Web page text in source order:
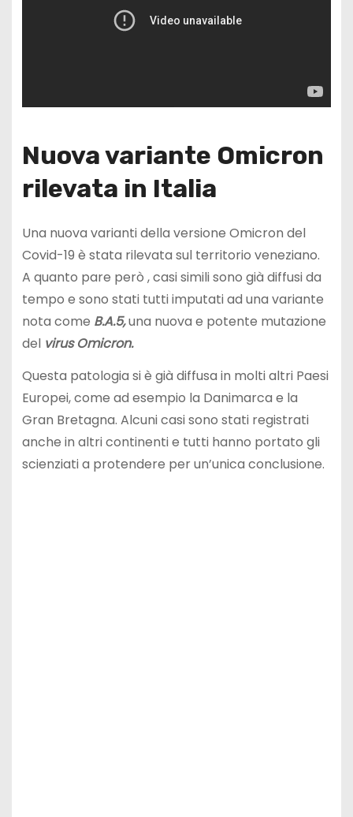
Nuova variante Omicron
rilevata in Italia
Una nuova varianti della versione Omicron del
Covid-19 è stata rilevata sul territorio veneziano.
A quanto pare però , casi simili sono già diffusi da
tempo e sono stati tutti imputati ad una variante
nota come B.A.5,una nuova e potente mutazione
del virus Omicron.
Questa patologia si è già diffusa in molti altri Paesi
Europei, come ad esempio la Danimarca e la
Gran Bretagna. Alcuni casi sono stati registrati
anche in altri continenti e tutti hanno portato gli
scienziati a protendere per un’unica conclusione.